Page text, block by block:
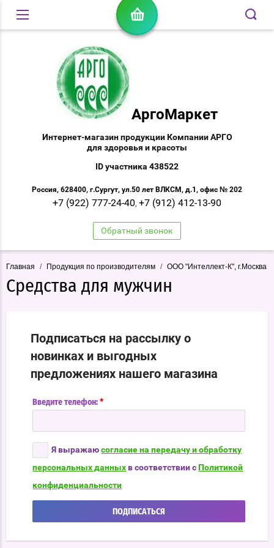
АргоМаркет
Интернет-магазин продукции Компании АРГО
для здоровья и красоты
ID участника 438522
Россия, 628400, г.Сургут, ул.50 лет ВЛКСМ, д.1, офис № 202
+7 (922) 777-24-40, +7 (912) 412-13-90
Обратный звонок
Главная / Продукция по производителям / ООО "Интеллект-К", г.Москва
Средства для мужчин
Подписаться на рассылку о
новинках и выгодных
предложениях нашего магазина
Введите телефон:*
Я выражаюсогласие на передачу и обработку
персональных данных в соответствии сПолитикой
конфиденциальности
ПОДПИСАТЬСЯ